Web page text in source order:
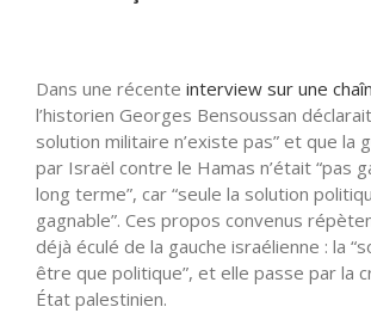
Dans une récente interview sur une
l’historien Georges Bensoussan
solution militaire n’existe pas” et que la
par Israël contre le Hamas n’était “pas
long terme”, car “seule la solution
gagnable”. Ces propos convenus
déjà éculé de la gauche israélienne : la
être que politique”, et elle passe par la
État palestinien.